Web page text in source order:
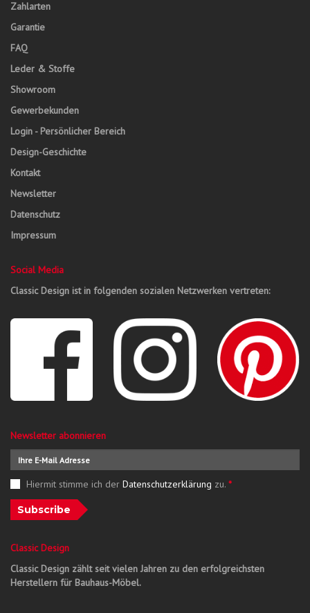
Zahlarten
Garantie
FAQ
Leder & Stoffe
Showroom
Gewerbekunden
Login - Persönlicher Bereich
Design-Geschichte
Kontakt
Newsletter
Datenschutz
Impressum
Social Media
Classic Design ist in folgenden sozialen Netzwerken vertreten:
Newsletter abonnieren
Hiermit stimme ich der Datenschutzerklärung zu. *
Subscribe
Classic Design
Classic Design zählt seit vielen Jahren zu den erfolgreichsten
Herstellern für Bauhaus-Möbel.